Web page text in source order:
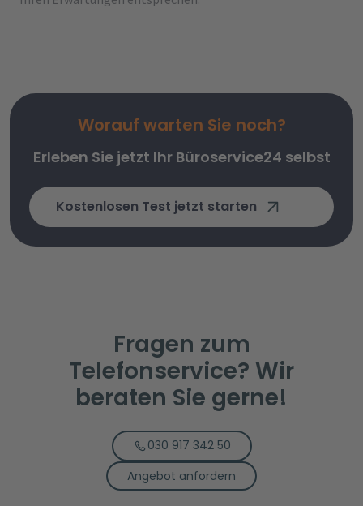
Worauf warten Sie noch?
Erleben Sie jetzt Ihr Büroservice24 selbst
Kostenlosen Test jetzt starten
Fragen zum
Telefonservice? Wir
beraten Sie gerne!
030 917 342 50
Angebot anfordern